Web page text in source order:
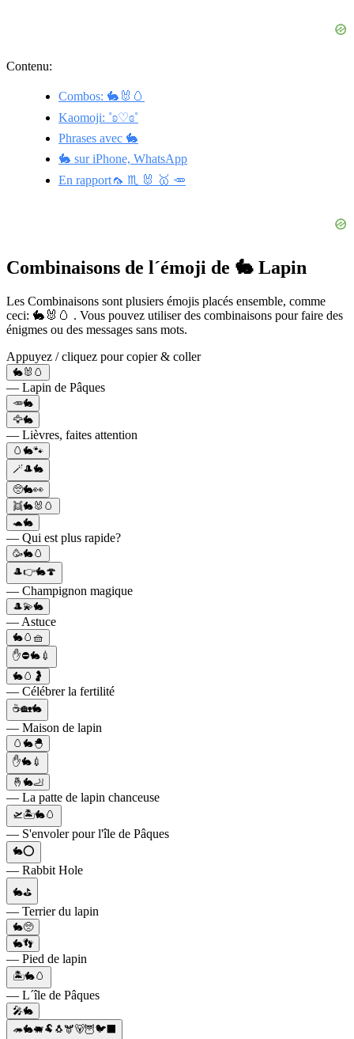
Contenu:
Combos: 🐇🐰🥚
Kaomoji: ˚ʚ♡ɞ˚
Phrases avec 🐇
🐇 sur iPhone, WhatsApp
En rapport🦟 ♏ 🐰 🥇 🥕
Combinaisons de l´émoji de 🐇 Lapin
Les Combinaisons sont plusiers émojis placés ensemble, comme
ceci: 🐇🐰🥚 . Vous pouvez utiliser des combinaisons pour faire des
énigmes ou des messages sans mots.
Appuyez / cliquez pour copier & coller
🐇🐰🥚
— Lapin de Pâques
🥕🐇
🦅🐇
— Lièvres, faites attention
🥚🐇🐾
🪄🎩🐇
🥺🐇👀
👯🐇🐰🥚
🐢🐇
— Qui est plus rapide?
🥳🐇🥚
🎩👉🐇🍄
— Champignon magique
🎩💫🐇
— Astuce
🐇🥚🧺
✋⛔🐇💉
🐇🥚🤰
— Célébrer la fertilité
☕🏡🐇
— Maison de lapin
🥚🐇🐣
✋🐇💉
🤞🐇🦶
— La patte de lapin chanceuse
🛫🏝🐇🥚
— S'envoler pour l'île de Pâques
🐇⭕️
— Rabbit Hole
🐇⛳
— Terrier du lapin
🐇🥺
🐇👣
— Pied de lapin
🏝🐇🥚
— L´île de Pâques
🎤🐇
🦔🐇🐖🐏🐧🫎🐻🦉🐦‍⬛